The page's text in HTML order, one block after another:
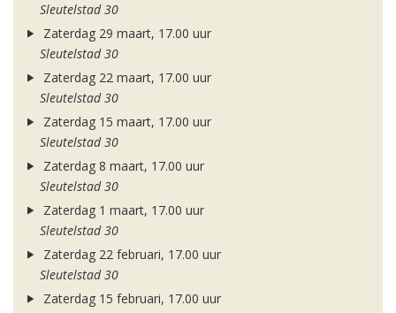
Sleutelstad 30
Zaterdag 29 maart, 17.00 uur
Sleutelstad 30
Zaterdag 22 maart, 17.00 uur
Sleutelstad 30
Zaterdag 15 maart, 17.00 uur
Sleutelstad 30
Zaterdag 8 maart, 17.00 uur
Sleutelstad 30
Zaterdag 1 maart, 17.00 uur
Sleutelstad 30
Zaterdag 22 februari, 17.00 uur
Sleutelstad 30
Zaterdag 15 februari, 17.00 uur